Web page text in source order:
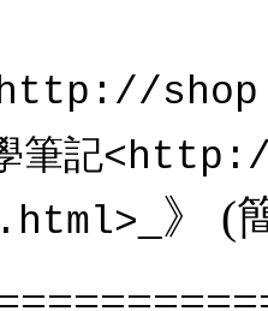
學筆記
_》 (